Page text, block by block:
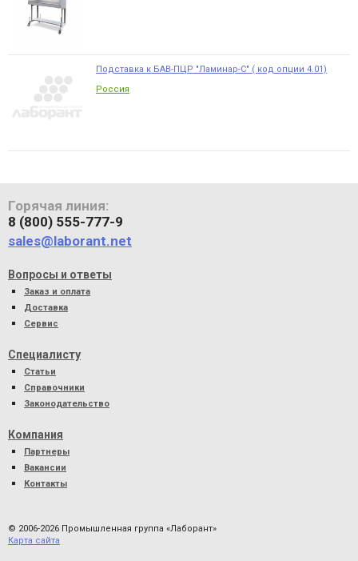
Подставка к БАВ-ПЦР "Ламинар-С" ( код опции 4.01)
Россия
Горячая линия:
8 (800) 555-777-9
sales@laborant.net
Вопросы и ответы
Заказ и оплата
Доставка
Сервис
Специалисту
Статьи
Справочники
Законодательство
Компания
Партнеры
Вакансии
Контакты
© 2006-2026 Промышленная группа «Лаборант»
Карта сайта